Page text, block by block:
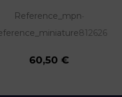
Reference_mpn-
812626
60,50 €